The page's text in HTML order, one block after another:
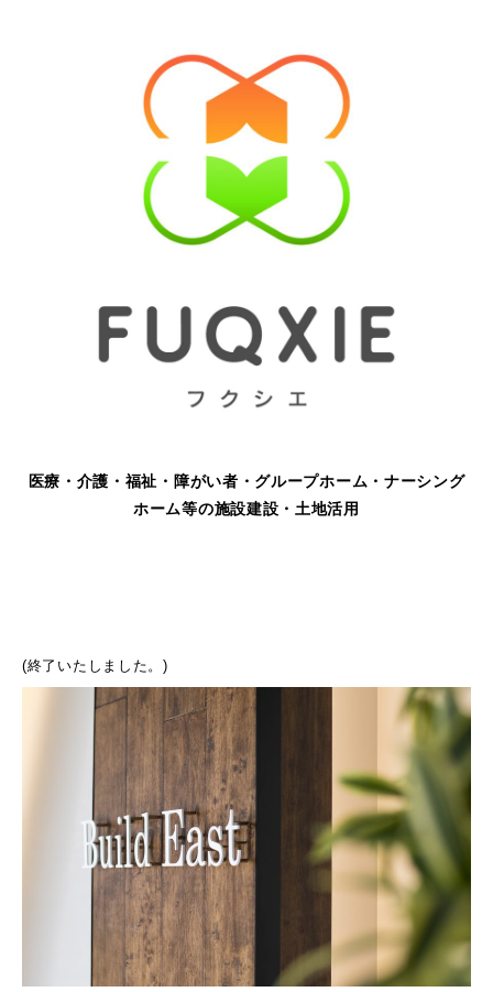
医療・介護・福祉・障がい者・グループホーム・ナーシング
ホーム等の施設建設・土地活用
(終了いたしました。)